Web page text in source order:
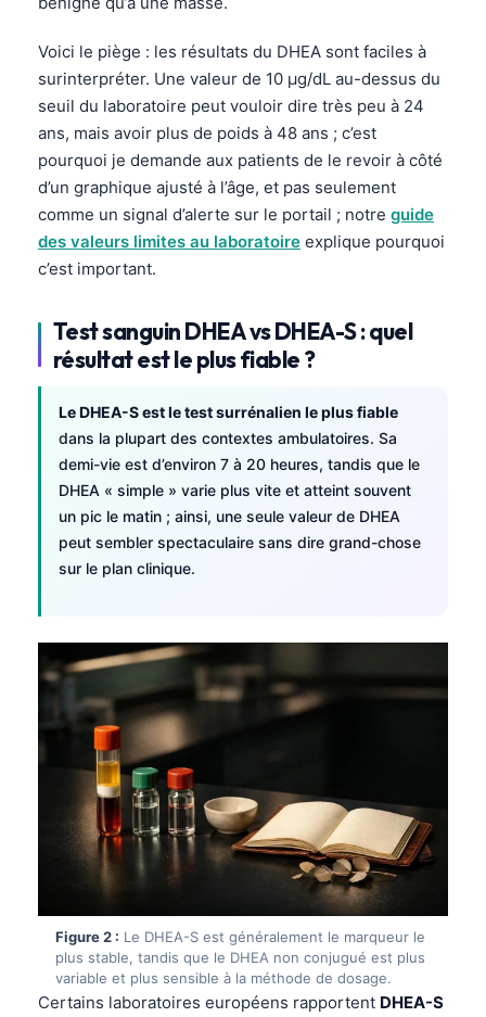
Voici le piège : les résultats du DHEA sont faciles à
surinterpréter. Une valeur de 10 µg/dL au-dessus du
seuil du laboratoire peut vouloir dire très peu à 24
ans, mais avoir plus de poids à 48 ans ; c’est
pourquoi je demande aux patients de le revoir à côté
d’un graphique ajusté à l’âge, et pas seulement
comme un signal d’alerte sur le portail ; notre guide
des valeurs limites au laboratoire explique pourquoi
c’est important.
Test sanguin DHEA vs DHEA-S : quel
résultat est le plus fiable ?
Le DHEA-S est le test surrénalien le plus fiable
dans la plupart des contextes ambulatoires. Sa
demi-vie est d’environ 7 à 20 heures, tandis que le
DHEA « simple » varie plus vite et atteint souvent
un pic le matin ; ainsi, une seule valeur de DHEA
peut sembler spectaculaire sans dire grand-chose
sur le plan clinique.
Figure 2 : Le DHEA-S est généralement le marqueur le
plus stable, tandis que le DHEA non conjugué est plus
variable et plus sensible à la méthode de dosage.
Certains laboratoires européens rapportent DHEA-S